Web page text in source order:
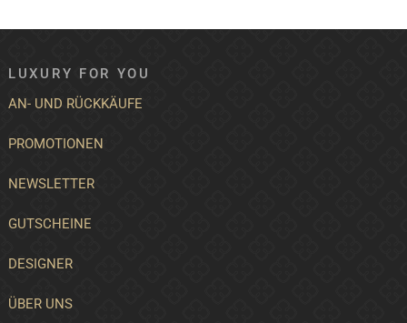
LUXURY FOR YOU
AN- UND RÜCKKÄUFE
PROMOTIONEN
NEWSLETTER
GUTSCHEINE
DESIGNER
ÜBER UNS